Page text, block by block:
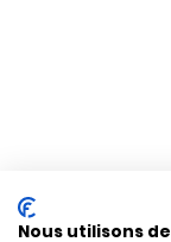
Nous utilisons